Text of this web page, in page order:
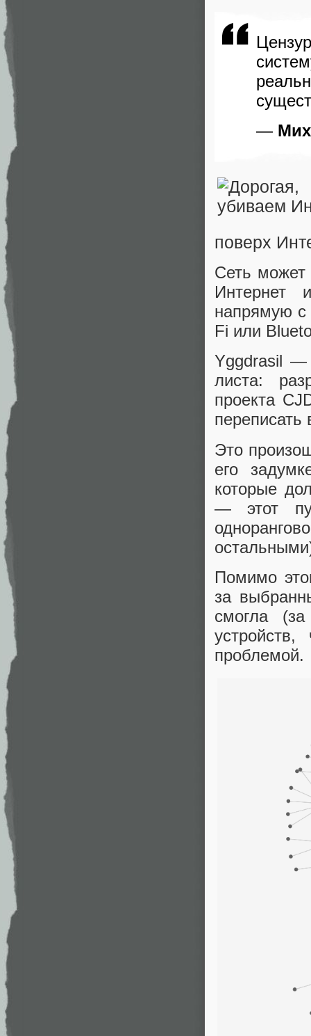
—
поверх
Сеть может
Интернет
напрямую с
Fi или
Yggdrasil —
листа:
проекта
переписать
Это
его
которые
— этот
Помимо
за
смогла
проблемой.